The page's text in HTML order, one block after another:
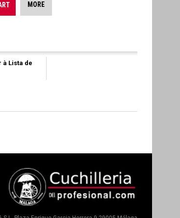
MORE
Lista de